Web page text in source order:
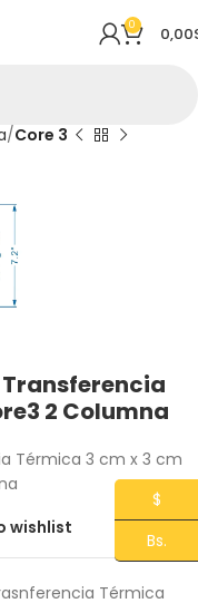
0 0,00
Core 3
Transferencia
2 Columna
Térmica 3 cm x 3 cm
wishlist
Térmica
$
Bs.